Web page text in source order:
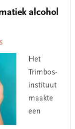
alcohol
Het
Trimbos-
instituut
maakte
een